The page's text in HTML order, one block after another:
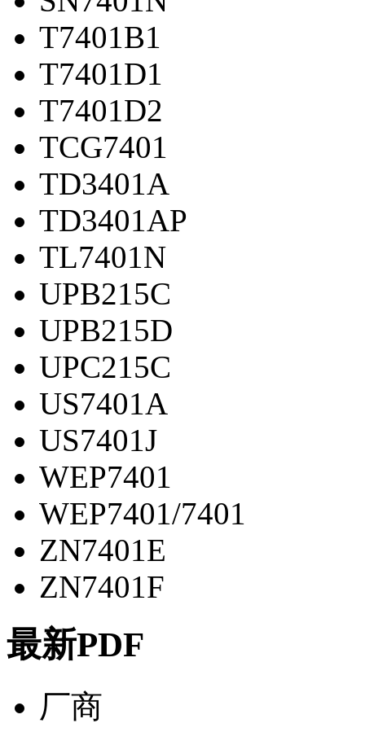
T7401B1
T7401D1
T7401D2
TCG7401
TD3401A
TD3401AP
TL7401N
UPB215C
UPB215D
UPC215C
US7401A
US7401J
WEP7401
WEP7401/7401
ZN7401E
ZN7401F
最新PDF
厂商